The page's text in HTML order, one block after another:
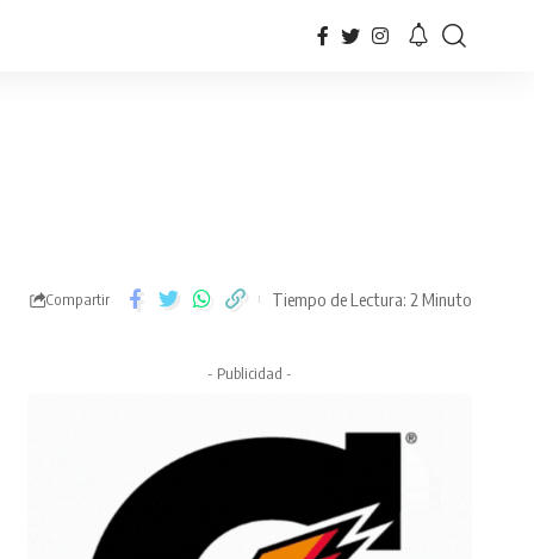
Compartir Tiempo de Lectura: 2 Minuto
- Publicidad -